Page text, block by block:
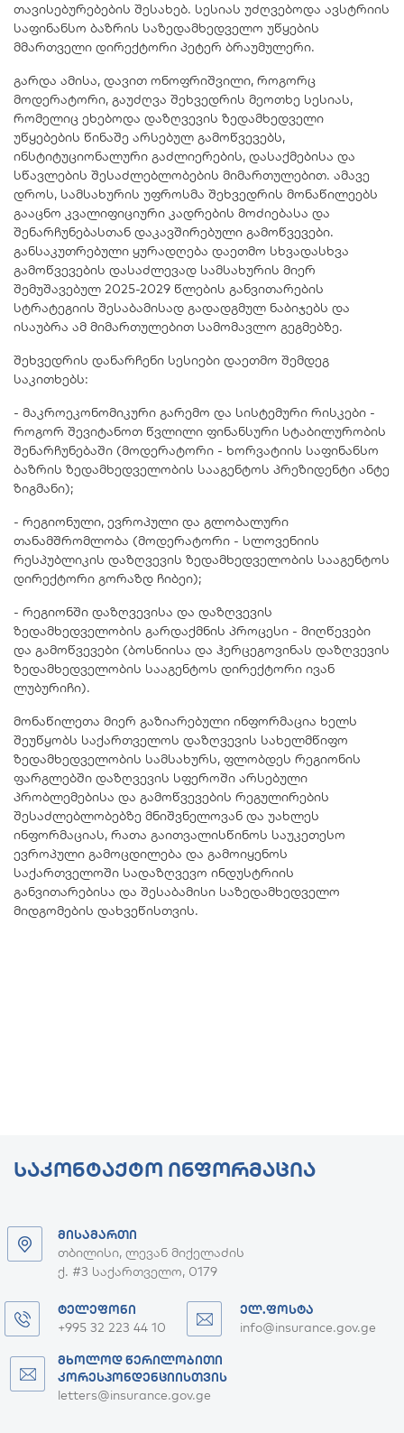
თავისებურებების შესახებ. სესიას უძღვებოდა ავსტრიის
საფინანსო ბაზრის საზედამხედველო უწყების
მმართველი დირექტორი პეტერ ბრაუმულერი.
გარდა ამისა, დავით ონოფრიშვილი, როგორც
მოდერატორი, გაუძღვა შეხვედრის მეოთხე სესიას,
რომელიც ეხებოდა დაზღვევის ზედამხედველი
უწყებების წინაშე არსებულ გამოწვევებს,
ინსტიტუციონალური გაძლიერების, დასაქმებისა და
სწავლების შესაძლებლობების მიმართულებით. ამავე
დროს, სამსახურის უფროსმა შეხვედრის მონაწილეებს
გააცნო კვალიფიციური კადრების მოძიებასა და
შენარჩუნებასთან დაკავშირებული გამოწვევები.
განსაკუთრებული ყურადღება დაეთმო სხვადასხვა
გამოწვევების დასაძლევად სამსახურის მიერ
შემუშავებულ 2025-2029 წლების განვითარების
სტრატეგიის შესაბამისად გადადგმულ ნაბიჯებს და
ისაუბრა ამ მიმართულებით სამომავლო გეგმებზე.
შეხვედრის დანარჩენი სესიები დაეთმო შემდეგ
საკითხებს:
- მაკროეკონომიკური გარემო და სისტემური რისკები -
როგორ შევიტანოთ წვლილი ფინანსური სტაბილურობის
შენარჩუნებაში (მოდერატორი - ხორვატიის საფინანსო
ბაზრის ზედამხედველობის სააგენტოს პრეზიდენტი ანტე
ზიგმანი);
- რეგიონული, ევროპული და გლობალური
თანამშრომლობა (მოდერატორი - სლოვენიის
რესპუბლიკის დაზღვევის ზედამხედველობის სააგენტოს
დირექტორი გორაზდ ჩიბეი);
- რეგიონში დაზღვევისა და დაზღვევის
ზედამხედველობის გარდაქმნის პროცესი - მიღწევები
და გამოწვევები (ბოსნიისა და ჰერცეგოვინას დაზღვევის
ზედამხედველობის სააგენტოს დირექტორი ივან
ლუბურიჩი).
მონაწილეთა მიერ გაზიარებული ინფორმაცია ხელს
შეუწყობს საქართველოს დაზღვევის სახელმწიფო
ზედამხედველობის სამსახურს, ფლობდეს რეგიონის
ფარგლებში დაზღვევის სფეროში არსებული
პრობლემებისა და გამოწვევების რეგულირების
შესაძლებლობებზე მნიშვნელოვან და უახლეს
ინფორმაციას, რათა გაითვალისწინოს საუკეთესო
ევროპული გამოცდილება და გამოიყენოს
საქართველოში სადაზღვევო ინდუსტრიის
განვითარებისა და შესაბამისი საზედამხედველო
მიდგომების დახვეწისთვის.
ᲡᲐᲙᲝᲜᲢᲐᲥᲢᲝ ᲘᲜᲤᲝᲠᲛᲐᲪᲘᲐ
ᲛᲘᲡᲐᲛᲐᲠᲗᲘ
თბილისი, ლევან მიქელაძის
ქ. #3 საქართველო, 0179
ᲢᲔᲚᲔᲤᲝᲜᲘ
+995 32 223 44 10
ᲔᲚ.ᲤᲝᲡᲢᲐ
info@insurance.gov.ge
ᲛᲮᲝᲚᲝᲓ ᲬᲔᲠᲘᲚᲝᲑᲘᲗᲘ
ᲙᲝᲠᲔᲡᲞᲝᲜᲓᲔᲜᲪᲘᲘᲡᲗᲕᲘᲡ
letters@insurance.gov.ge